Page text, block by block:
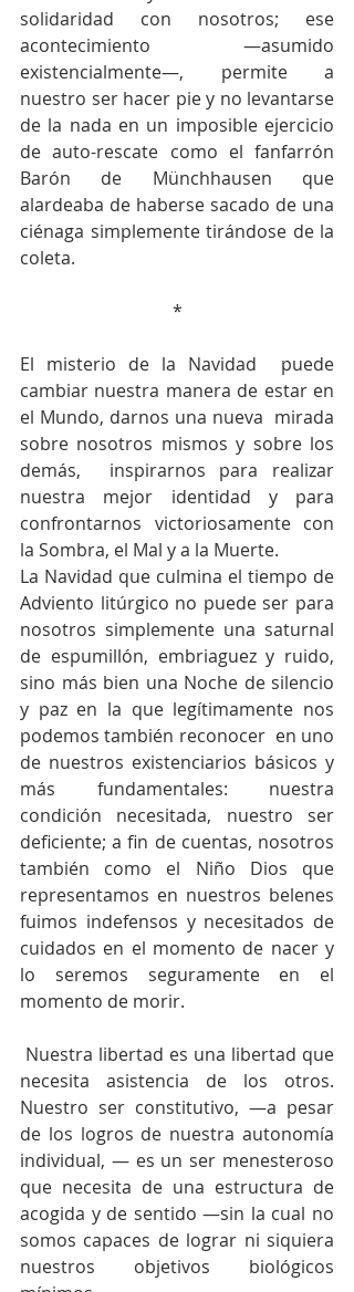
solidaridad con nosotros; ese
acontecimiento —asumido
existencialmente—, permite a
nuestro ser hacer pie y no levantarse
de la nada en un imposible ejercicio
de auto-rescate como el fanfarrón
Barón de Münchhausen que
alardeaba de haberse sacado de una
ciénaga simplemente tirándose de la
coleta.
*
El misterio de la Navidad  puede
cambiar nuestra manera de estar en
el Mundo, darnos una nueva  mirada
sobre nosotros mismos y sobre los
demás,  inspirarnos para realizar
nuestra mejor identidad y para
confrontarnos victoriosamente con
la Sombra, el Mal y a la Muerte.
La Navidad que culmina el tiempo de
Adviento litúrgico no puede ser para
nosotros simplemente una saturnal
de espumillón, embriaguez y ruido,
sino más bien una Noche de silencio
y paz en la que legítimamente nos
podemos también reconocer  en uno
de nuestros existenciarios básicos y
más fundamentales: nuestra
condición necesitada, nuestro ser
deficiente; a fin de cuentas, nosotros
también como el Niño Dios que
representamos en nuestros belenes
fuimos indefensos y necesitados de
cuidados en el momento de nacer y
lo seremos seguramente en el
momento de morir.
necesita asistencia de los otros.
Nuestro ser constitutivo, —a pesar
de los logros de nuestra autonomía
individual, — es un ser menesteroso
que necesita de una estructura de
acogida y de sentido —sin la cual no
somos capaces de lograr ni siquiera
nuestros objetivos biológicos